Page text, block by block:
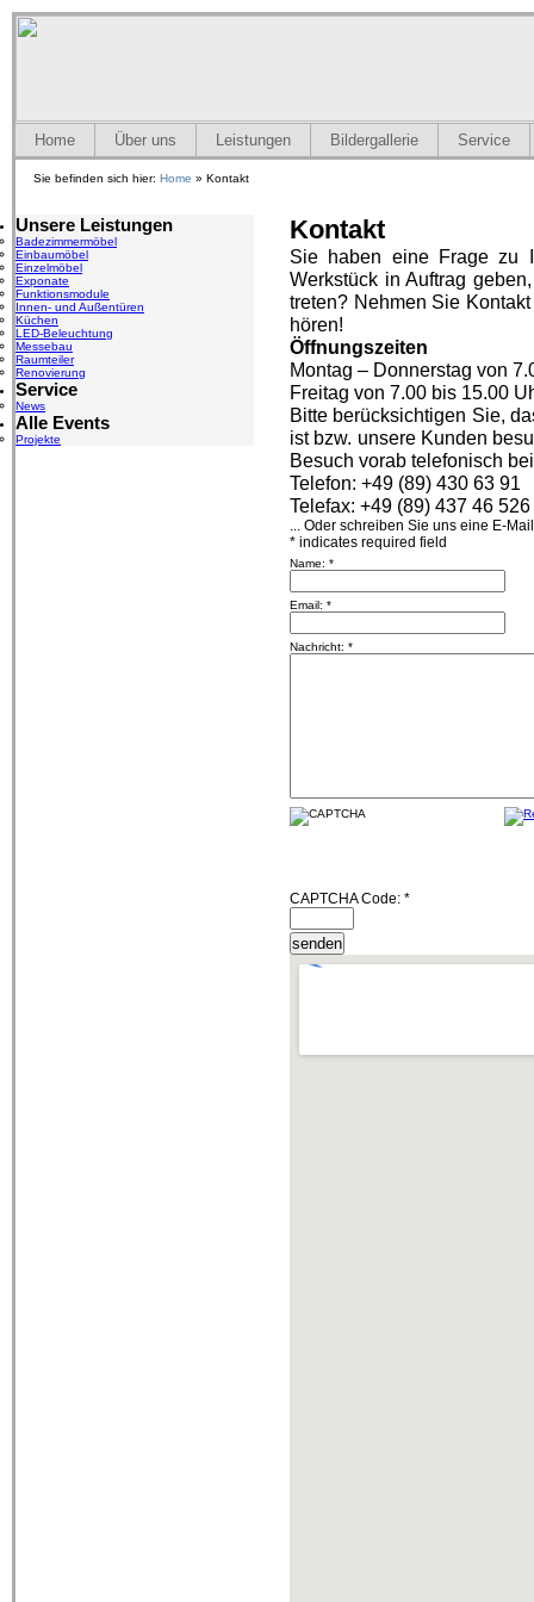
Home Über uns Leistungen Bildergallerie Service
Sie befinden sich hier: Home » Kontakt
Unsere Leistungen
Badezimmermöbel
Einbaumöbel
Einzelmöbel
Exponate
Funktionsmodule
Innen- und Außentüren
Küchen
LED-Beleuchtung
Messebau
Raumteiler
Renovierung
Service
News
Alle Events
Projekte
Kontakt
Sie haben eine Frage zu
Werkstück in Auftrag
treten? Nehmen Sie
hören!
Öffnungszeiten
Montag – Donnerstag von
Freitag von 7.00 bis 15.00
Bitte berücksichtigen Sie,
ist bzw. unsere Kunden
Besuch vorab telefonisch
Telefon: +49 (89) 430 63 91
Telefax: +49 (89) 437 46 526
... Oder schreiben Sie uns eine E-
* indicates required field
Name: *
Email: *
Nachricht: *
CAPTCHA Code: *